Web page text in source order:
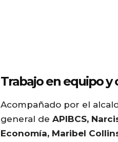
Trabajo en equipo
Acompañado por el
general de APIBCS,
Economía, Maribel